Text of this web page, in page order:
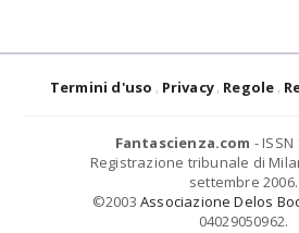
Termini d'uso Privacy Regole
Fantascienza.com - ISSN
Registrazione tribunale di
settembre 2006.
©2003 Associazione Delos
04029050962.